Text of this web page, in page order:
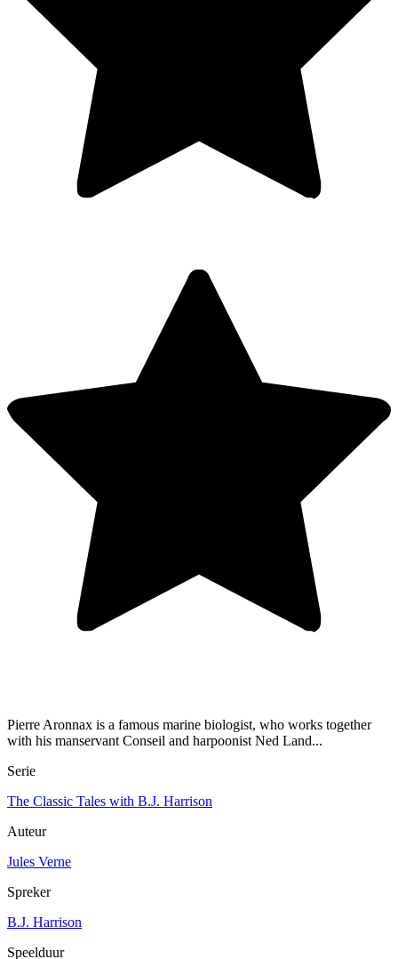
Pierre Aronnax is a famous marine biologist, who works together
with his manservant Conseil and harpoonist Ned Land...
Serie
The Classic Tales with B.J. Harrison
Auteur
Jules Verne
Spreker
B.J. Harrison
Speelduur